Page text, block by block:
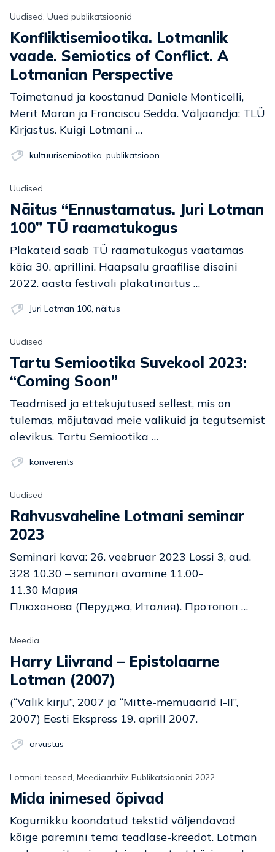
Uudised, Uued publikatsioonid
Konfliktisemiootika. Lotmanlik
vaade. Semiotics of Conflict. A
Lotmanian Perspective
Toimetanud ja koostanud Daniele Monticelli,
Merit Maran ja Franciscu Sedda. Väljaandja: TLÜ
Kirjastus. Kuigi Lotmani …
kultuurisemiootika, publikatsioon
Uudised
Näitus “Ennustamatus. Juri Lotman
100” TÜ raamatukogus
Plakateid saab TÜ raamatukogus vaatamas
käia 30. aprillini. Haapsalu graafilise disaini
2022. aasta festivali plakatinäitus …
Juri Lotman 100, näitus
Uudised
Tartu Semiootika Suvekool 2023:
“Coming Soon”
Teadmised ja ettekujutused sellest, mis on
tulemas, mõjutavad meie valikuid ja tegutsemist
olevikus. Tartu Semiootika …
konverents
Uudised
Rahvusvaheline Lotmani seminar
2023
Seminari kava: 26. veebruar 2023 Lossi 3, aud.
328 10.30 – seminari avamine 11.00-
11.30 Мария
Плюханова (Перуджа, Италия). Протопоп …
Meedia
Harry Liivrand – Epistolaarne
Lotman (2007)
(“Valik kirju”, 2007 ja “Mitte-memuaarid I-II”,
2007) Eesti Ekspress 19. aprill 2007.
arvustus
Lotmani teosed, Meediaarhiiv, Publikatsioonid 2022
Mida inimesed õpivad
Kogumikku koondatud tekstid väljendavad
kõige paremini tema teadlase-kreedot. Lotman